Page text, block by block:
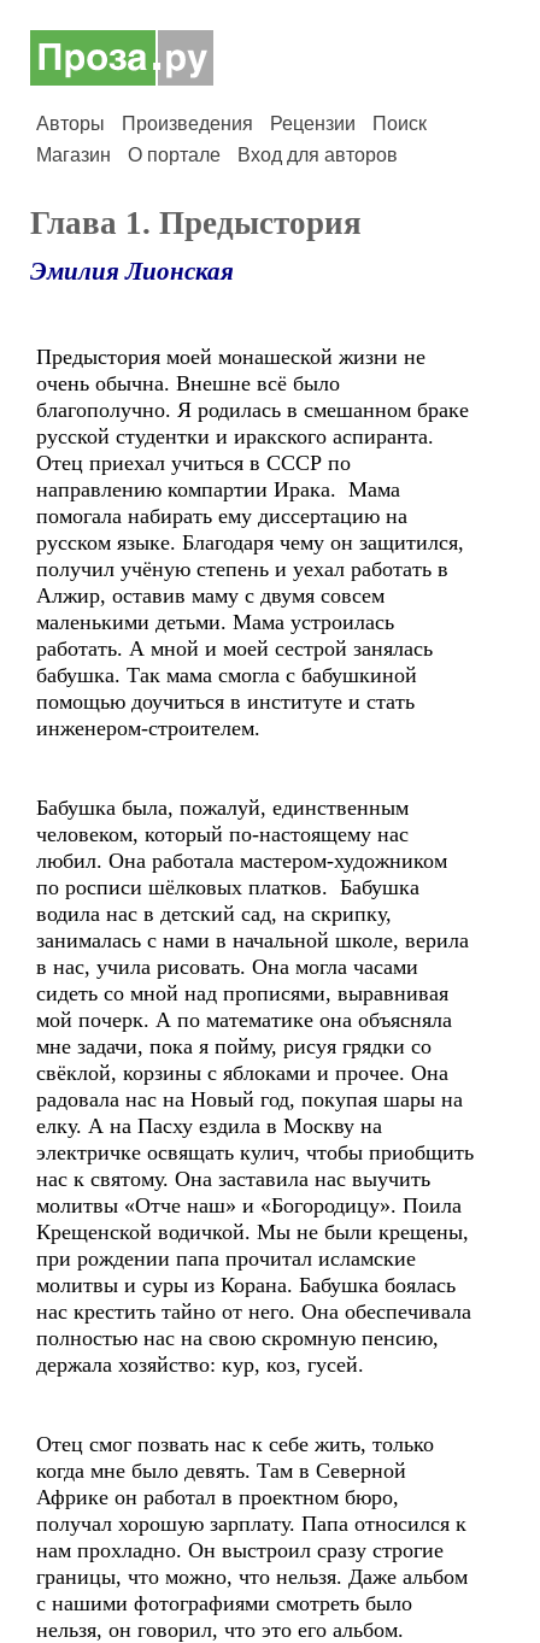
Авторы Произведения Рецензии
Поиск
Магазин
О портале Вход для авторов
Глава 1. Предыстория
Эмилия Лионская
Предыстория моей монашеской жизни не
очень обычна. Внешне всё было
благополучно. Я родилась в смешанном браке
русской студентки и иракского аспиранта.
Отец приехал учиться в СССР по
направлению компартии Ирака. Мама
помогала набирать ему диссертацию на
русском языке. Благодаря чему он защитился,
получил учёную степень и уехал работать в
Алжир, оставив маму с двумя совсем
маленькими детьми. Мама устроилась
работать. А мной и моей сестрой занялась
бабушка. Так мама смогла с бабушкиной
помощью доучиться в институте и стать
инженером-строителем.
Бабушка была, пожалуй, единственным
человеком, который по-настоящему нас
любил. Она работала мастером-художником
по росписи шёлковых платков. Бабушка
водила нас в детский сад, на скрипку,
занималась с нами в начальной школе, верила
в нас, учила рисовать. Она могла часами
сидеть со мной над прописями, выравнивая
мой почерк. А по математике она объясняла
мне задачи, пока я пойму, рисуя грядки со
свёклой, корзины с яблоками и прочее. Она
радовала нас на Новый год, покупая шары на
елку. А на Пасху ездила в Москву на
электричке освящать кулич, чтобы приобщить
нас к святому. Она заставила нас выучить
молитвы «Отче наш» и «Богородицу». Поила
Крещенской водичкой. Мы не были крещены,
при рождении папа прочитал исламские
молитвы и суры из Корана. Бабушка боялась
нас крестить тайно от него. Она обеспечивала
полностью нас на свою скромную пенсию,
держала хозяйство: кур, коз, гусей.
Отец смог позвать нас к себе жить, только
когда мне было девять. Там в Северной
Африке он работал в проектном бюро,
получал хорошую зарплату. Папа относился к
нам прохладно. Он выстроил сразу строгие
границы, что можно, что нельзя. Даже альбом
с нашими фотографиями смотреть было
нельзя, он говорил, что это его альбом.